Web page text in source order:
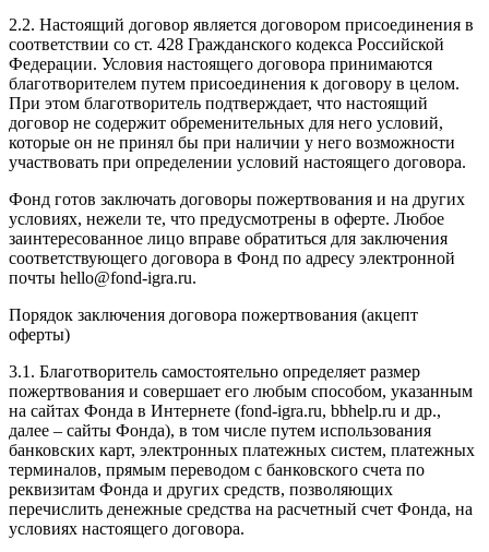
2.2. Настоящий договор является договором присоединения в
соответствии со ст. 428 Гражданского кодекса Российской
Федерации. Условия настоящего договора принимаются
благотворителем путем присоединения к договору в целом.
При этом благотворитель подтверждает, что настоящий
договор не содержит обременительных для него условий,
которые он не принял бы при наличии у него возможности
участвовать при определении условий настоящего договора.
Фонд готов заключать договоры пожертвования и на других
условиях, нежели те, что предусмотрены в оферте. Любое
заинтересованное лицо вправе обратиться для заключения
соответствующего договора в Фонд по адресу электронной
почты hello@fond-igra.ru.
Порядок заключения договора пожертвования (акцепт
оферты)
3.1. Благотворитель самостоятельно определяет размер
пожертвования и совершает его любым способом, указанным
на сайтах Фонда в Интернете (fond-igra.ru, bbhelp.ru и др.,
далее – сайты Фонда), в том числе путем использования
банковских карт, электронных платежных систем, платежных
терминалов, прямым переводом с банковского счета по
реквизитам Фонда и других средств, позволяющих
перечислить денежные средства на расчетный счет Фонда, на
условиях настоящего договора.